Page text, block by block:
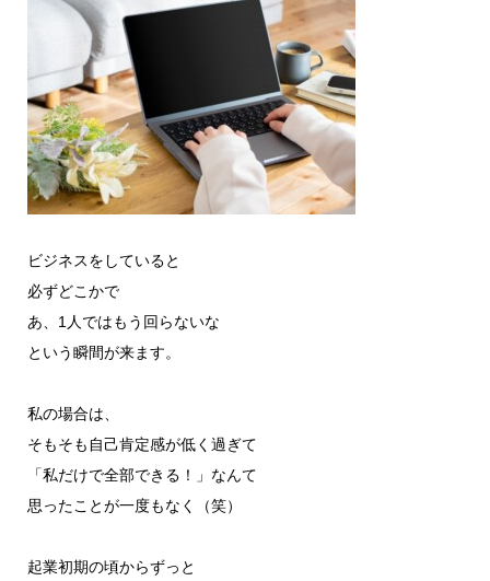
ビジネスをしていると
必ずどこかで
あ、1人ではもう回らないな
という瞬間が来ます。
私の場合は、
そもそも自己肯定感が低く過ぎて
「私だけで全部できる！」なんて
思ったことが一度もなく（笑）
起業初期の頃からずっと